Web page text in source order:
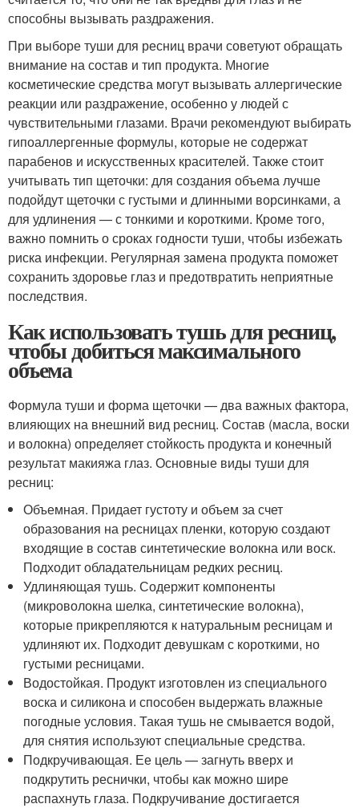
способны вызывать раздражения.
При выборе туши для ресниц врачи советуют обращать
внимание на состав и тип продукта. Многие
косметические средства могут вызывать аллергические
реакции или раздражение, особенно у людей с
чувствительными глазами. Врачи рекомендуют выбирать
гипоаллергенные формулы, которые не содержат
парабенов и искусственных красителей. Также стоит
учитывать тип щеточки: для создания объема лучше
подойдут щеточки с густыми и длинными ворсинками, а
для удлинения — с тонкими и короткими. Кроме того,
важно помнить о сроках годности туши, чтобы избежать
риска инфекции. Регулярная замена продукта поможет
сохранить здоровье глаз и предотвратить неприятные
последствия.
Как использовать тушь для ресниц,
чтобы добиться максимального
объема
Формула туши и форма щеточки — два важных фактора,
влияющих на внешний вид ресниц. Состав (масла, воски
и волокна) определяет стойкость продукта и конечный
результат макияжа глаз. Основные виды туши для
ресниц:
Объемная. Придает густоту и объем за счет
образования на ресницах пленки, которую создают
входящие в состав синтетические волокна или воск.
Подходит обладательницам редких ресниц.
Удлиняющая тушь. Содержит компоненты
(микроволокна шелка, синтетические волокна),
которые прикрепляются к натуральным ресницам и
удлиняют их. Подходит девушкам с короткими, но
густыми ресницами.
Водостойкая. Продукт изготовлен из специального
воска и силикона и способен выдержать влажные
погодные условия. Такая тушь не смывается водой,
для снятия используют специальные средства.
Подкручивающая. Ее цель — загнуть вверх и
подкрутить реснички, чтобы как можно шире
распахнуть глаза. Подкручивание достигается